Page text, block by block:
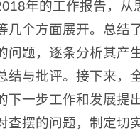
年的工作报告，从
个方面展开。总结
题，逐条分析其产
与批评。接下来，
一步工作和发展提
摆的问题，制定切